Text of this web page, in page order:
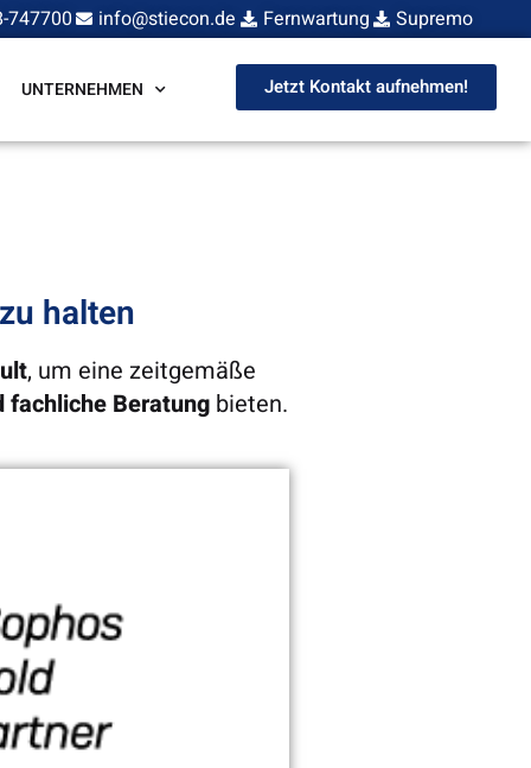
747700 info@stiecon.de Fernwartung Supremo
UNTERNEHMEN Jetzt Kontakt aufnehmen!
halten
, um eine zeitgemäße
fachliche Beratungbieten.